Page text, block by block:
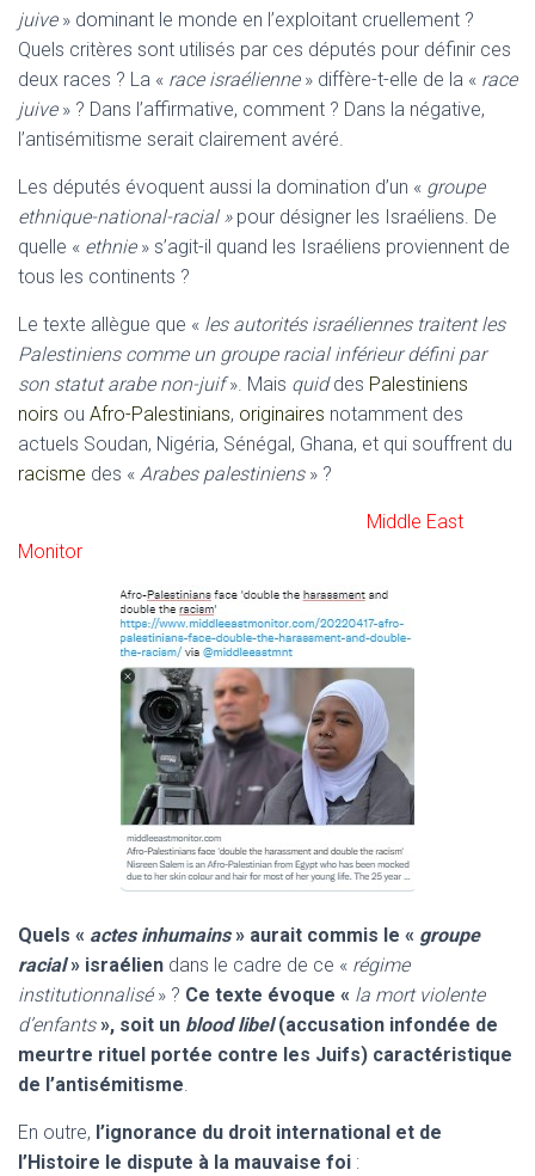
juive» dominant le monde en l’exploitant cruellement ?
Quels critères sont utilisés par ces députés pour définir ces
deux races ? La « race israélienne» diffère-t-elle de la « race
juive» ? Dans l’affirmative, comment ? Dans la négative,
l’antisémitisme serait clairement avéré.
Les députés évoquent aussi la domination d’un « groupe
ethnique-national-racial »pour désigner les Israéliens. De
quelle « ethnie» s’agit-il quand les Israéliens proviennent de
tous les continents ?
Le texte allègue que « les autorités israéliennes traitent les
Palestiniens comme un groupe racial inférieur défini par
son statut arabe non-juif». Mais quiddes Palestiniens
noirs ou Afro-Palestinians, originaires notamment des
actuels Soudan, Nigéria, Sénégal, Ghana, et qui souffrent du
racisme des « Arabes palestiniens» ?
Middle East
Monitor
Quels « actes inhumains» aurait commis le « groupe
racial» israélien dans le cadre de ce « régime
institutionnalisé» ? Ce texte évoque « la mort violente
d’enfants», soit un blood libel(accusation infondée de
meurtre rituel portée contre les Juifs) caractéristique
de l’antisémitisme.
En outre, l’ignorance du droit international et de
l’Histoire le dispute à la mauvaise foi :